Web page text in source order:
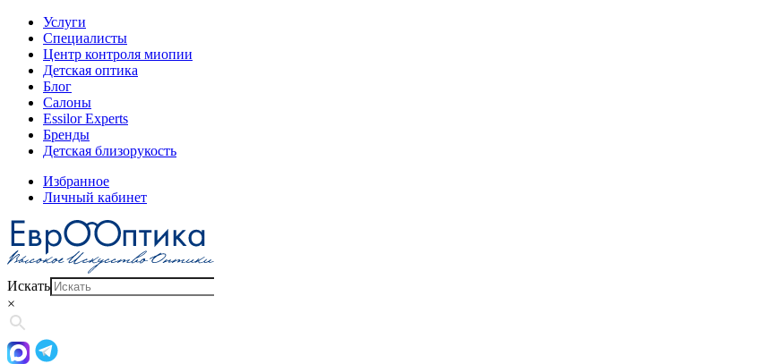
Услуги
Специалисты
Центр контроля миопии
Детская оптика
Блог
Салоны
Essilor Experts
Бренды
Детская близорукость
Избранное
Личный кабинет
Искать
×